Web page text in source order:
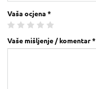
Vaša ocjena *
Vaše mišljenje / komentar *